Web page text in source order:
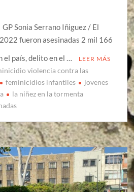
Sonia Serrano Iñiguez / El
fueron asesinadas 2 mil 166
el país, delito en el …
LEER MÁS
violencia contra las
feminicidios infantiles
jovenes
la niñez en la tormenta